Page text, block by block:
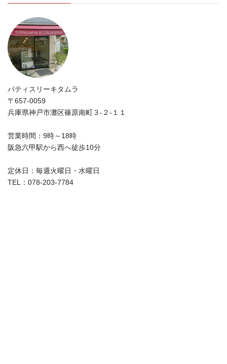
パティスリーキタムラ
〒657-0059
兵庫県神戸市灘区篠原南町３-２-１１
営業時間：9時～18時
阪急六甲駅から西へ徒歩10分
定休日：毎週火曜日・水曜日
TEL：078-203-7784